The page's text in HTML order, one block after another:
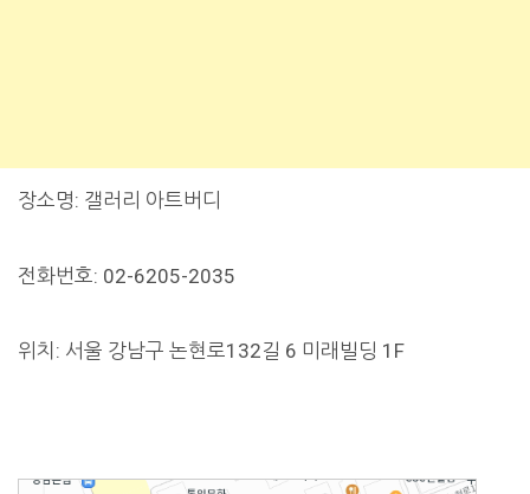
장소명: 갤러리 아트버디
전화번호: 02-6205-2035
위치: 서울 강남구 논현로132길 6 미래빌딩 1F